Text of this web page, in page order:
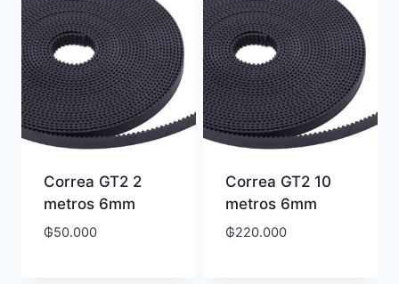
Correa GT2 2
metros 6mm
₲50.000
Correa GT2 10
metros 6mm
₲220.000